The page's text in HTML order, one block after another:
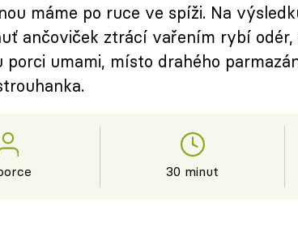
máme po ruce ve spíži. Na
ančoviček ztrácí vařením rybí odér,
porci umami, místo drahého
30 minut